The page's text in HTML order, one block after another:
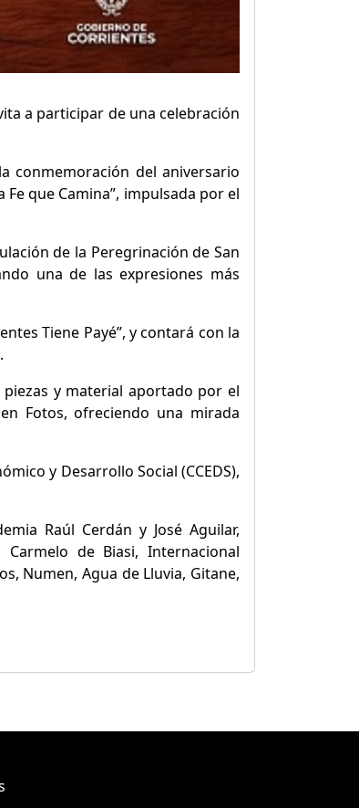
a participar de una celebración
conmemoración del aniversario
que Camina”, impulsada por el
de la Peregrinación de San
una de las expresiones más
Tiene Payé”, y contará con la
y material aportado por el
Fotos, ofreciendo una mirada
y Desarrollo Social (CCEDS),
Raúl Cerdán y José Aguilar,
de Biasi, Internacional
Numen, Agua de Lluvia, Gitane,